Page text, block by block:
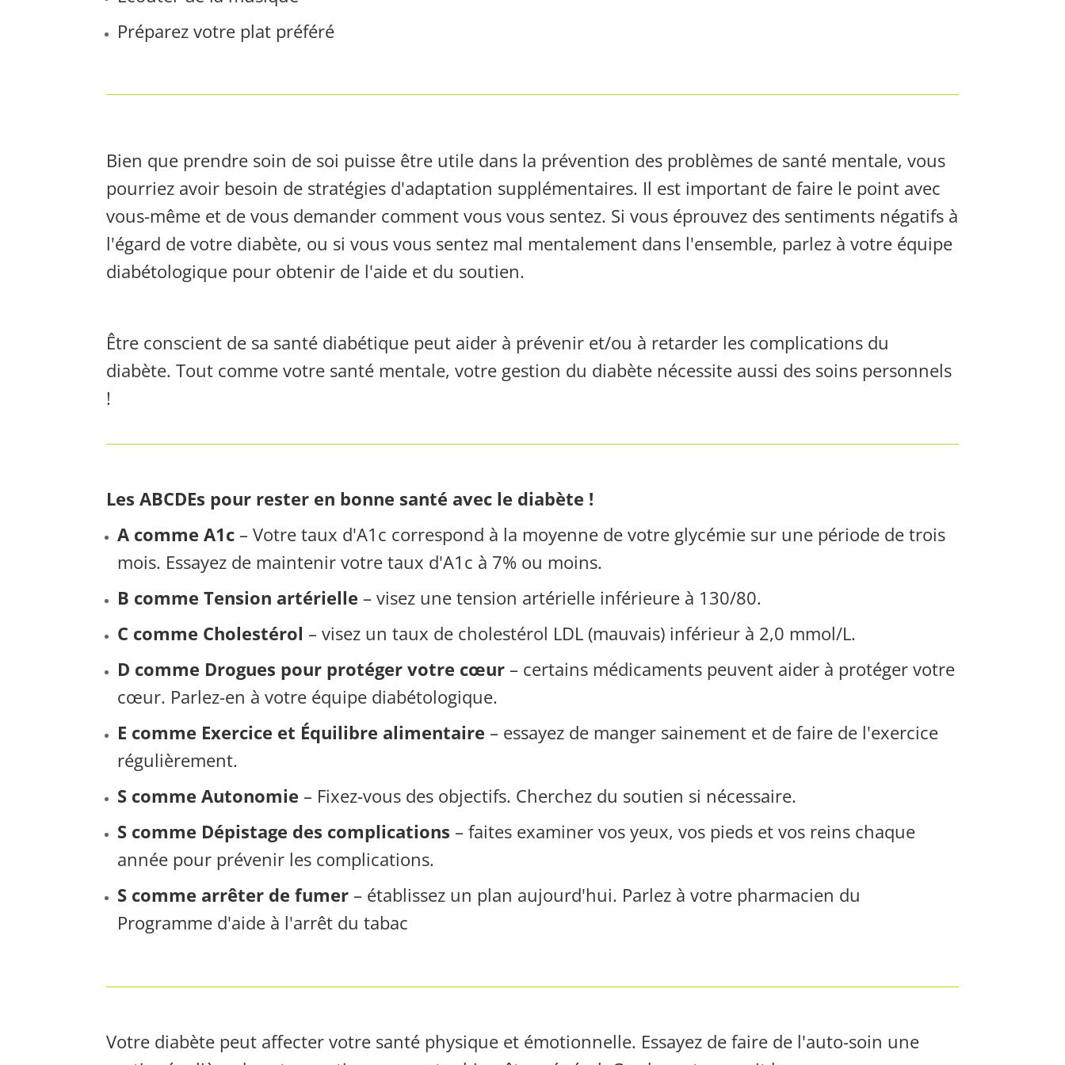
Préparez votre plat préféré
Bien que prendre soin de soi puisse être utile dans la prévention des problèmes de santé mentale, vous
pourriez avoir besoin de stratégies d'adaptation supplémentaires. Il est important de faire le point avec
vous-même et de vous demander comment vous vous sentez. Si vous éprouvez des sentiments négatifs à
l'égard de votre diabète, ou si vous vous sentez mal mentalement dans l'ensemble, parlez à votre équipe
diabétologique pour obtenir de l'aide et du soutien.
Être conscient de sa santé diabétique peut aider à prévenir et/ou à retarder les complications du
diabète. Tout comme votre santé mentale, votre gestion du diabète nécessite aussi des soins personnels
!
Les ABCDEs pour rester en bonne santé avec le diabète !
A comme A1c – Votre taux d'A1c correspond à la moyenne de votre glycémie sur une période de trois
mois. Essayez de maintenir votre taux d'A1c à 7% ou moins.
B comme Tension artérielle – visez une tension artérielle inférieure à 130/80.
C comme Cholestérol – visez un taux de cholestérol LDL (mauvais) inférieur à 2,0 mmol/L.
D comme Drogues pour protéger votre cœur – certains médicaments peuvent aider à protéger votre
cœur. Parlez-en à votre équipe diabétologique.
E comme Exercice et Équilibre alimentaire – essayez de manger sainement et de faire de l'exercice
régulièrement.
S comme Autonomie – Fixez-vous des objectifs. Cherchez du soutien si nécessaire.
S comme Dépistage des complications – faites examiner vos yeux, vos pieds et vos reins chaque
année pour prévenir les complications.
S comme arrêter de fumer – établissez un plan aujourd'hui. Parlez à votre pharmacien du
Programme d'aide à l'arrêt du tabac
Votre diabète peut affecter votre santé physique et émotionnelle. Essayez de faire de l'auto-soin une